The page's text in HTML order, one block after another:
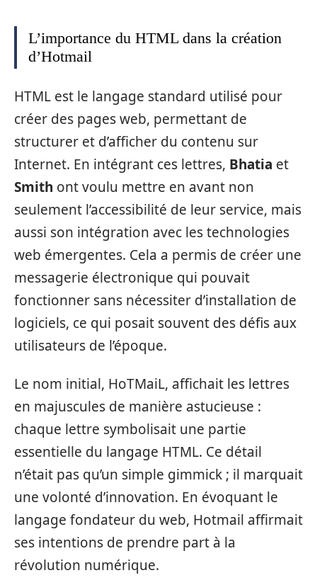
L’importance du HTML dans la création
d’Hotmail
HTML est le langage standard utilisé pour
créer des pages web, permettant de
structurer et d’afficher du contenu sur
Internet. En intégrant ces lettres, Bhatia et
Smith ont voulu mettre en avant non
seulement l’accessibilité de leur service, mais
aussi son intégration avec les technologies
web émergentes. Cela a permis de créer une
messagerie électronique qui pouvait
fonctionner sans nécessiter d’installation de
logiciels, ce qui posait souvent des défis aux
utilisateurs de l’époque.
Le nom initial, HoTMaiL, affichait les lettres
en majuscules de manière astucieuse :
chaque lettre symbolisait une partie
essentielle du langage HTML. Ce détail
n’était pas qu’un simple gimmick ; il marquait
une volonté d’innovation. En évoquant le
langage fondateur du web, Hotmail affirmait
ses intentions de prendre part à la
révolution numérique.